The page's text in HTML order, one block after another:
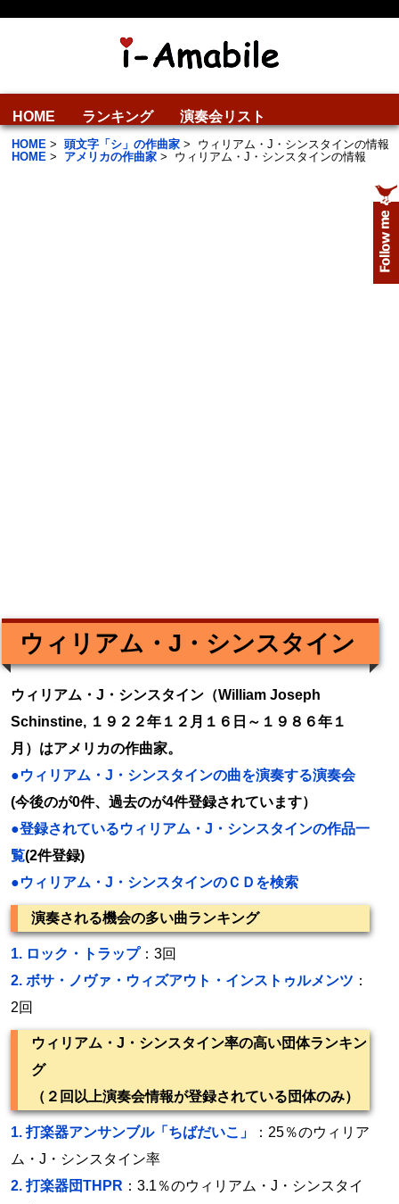
HOME ランキング 演奏会リスト
HOME > 頭文字「シ」の作曲家 > ウィリアム・J・シンスタインの情報
HOME > アメリカの作曲家 > ウィリアム・J・シンスタインの情報
ウィリアム・J・シンスタイン
ウィリアム・J・シンスタイン（William Joseph
Schinstine, １９２２年１２月１６日～１９８６年１
月）はアメリカの作曲家。
●ウィリアム・J・シンスタインの曲を演奏する演奏会
(今後のが0件、過去のが4件登録されています）
●登録されているウィリアム・J・シンスタインの作品一
覧(2件登録)
●ウィリアム・J・シンスタインのＣＤを検索
演奏される機会の多い曲ランキング
1. ロック・トラップ：3回
2. ボサ・ノヴァ・ウィズアウト・インストゥルメンツ ：
2回
ウィリアム・J・シンスタイン率の高い団体ランキン
グ
（２回以上演奏会情報が登録されている団体のみ）
1.打楽器アンサンブル「ちばだいこ」
：25％のウィリア
ム・J・シンスタイン率
2.打楽器団THPR ：3.1％のウィリアム・J・シンスタイ